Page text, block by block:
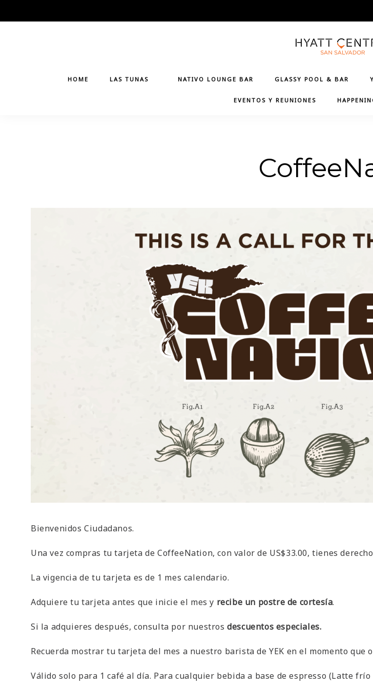
to
HOME LAS TUNAS NATIVO LOUNGE BAR GLASSY POOL & BAR
EVENTOS Y REUNIONES
Bienvenidos Ciudadanos.
Una vez compras tu tarjeta de CoffeeNation, con valor de US$33.00, tienes
La vigencia de tu tarjeta es de 1 mes calendario.
Adquiere tu tarjeta antes que inicie el mes y recibe un postre de cortesía.
Si la adquieres después, consulta por nuestrosdescuentos especiales.
Recuerda mostrar tu tarjeta del mes a nuestro barista de YEK en el momento que
Válido solo para 1 café al día. Para cualquier bebida a base de espresso (Latte